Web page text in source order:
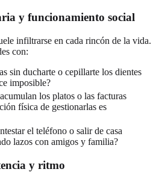
y funcionamiento social
infiltrarse en cada rincón de la vida.
con:
sin ducharte o cepillarte los dientes
imposible?
los platos o las facturas
física de gestionarlas es
el teléfono o salir de casa
lazos con amigos y familia?
y ritmo